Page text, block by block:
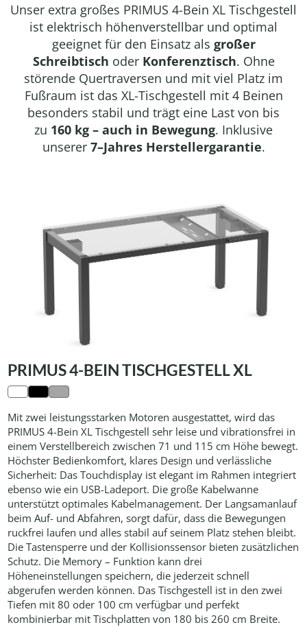
Unser extra großes PRIMUS 4-Bein XL Tischgestell
ist elektrisch höhenverstellbar und optimal
geeignet für den Einsatz als großer
Schreibtisch oder Konferenztisch. Ohne
störende Quertraversen und mit viel Platz im
Fußraum ist das XL-Tischgestell mit 4 Beinen
besonders stabil und trägt eine Last von bis
zu 160 kg – auch in Bewegung. Inklusive
unserer 7–Jahres Herstellergarantie.
PRIMUS 4-BEIN TISCHGESTELL XL
Mit zwei leistungsstarken Motoren ausgestattet, wird das
PRIMUS 4-Bein XL Tischgestell sehr leise und vibrationsfrei in
einem Verstellbereich zwischen 71 und 115 cm Höhe bewegt.
Höchster Bedienkomfort, klares Design und verlässliche
Sicherheit: Das Touchdisplay ist elegant im Rahmen integriert
ebenso wie ein USB-Ladeport. Die große Kabelwanne
unterstützt optimales Kabelmanagement. Der Langsamanlauf
beim Auf- und Abfahren, sorgt dafür, dass die Bewegungen
ruckfrei laufen und alles stabil auf seinem Platz stehen bleibt.
Die Tastensperre und der Kollisionssensor bieten zusätzlichen
Schutz. Die Memory – Funktion kann drei
Höheneinstellungen speichern, die jederzeit schnell
abgerufen werden können. Das Tischgestell ist in den zwei
Tiefen mit 80 oder 100 cm verfügbar und perfekt
kombinierbar mit Tischplatten von 180 bis 260 cm Breite.